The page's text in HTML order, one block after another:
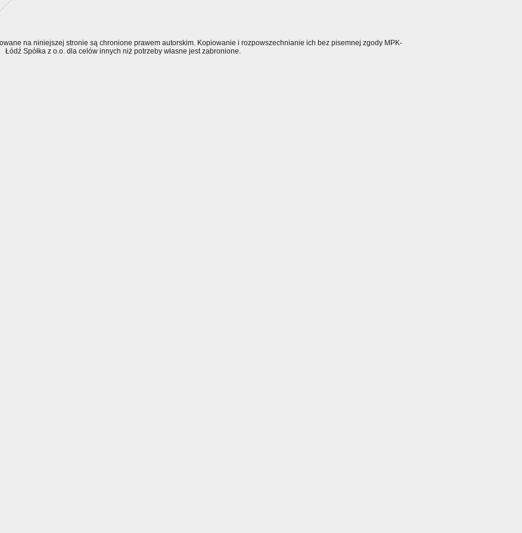
na niniejszej stronie są chronione prawem autorskim. Kopiowanie i rozpowszechnianie ich bez pisemnej zgody MPK-
Łódź Spółka z o.o. dla celów innych niż potrzeby własne jest zabronione.